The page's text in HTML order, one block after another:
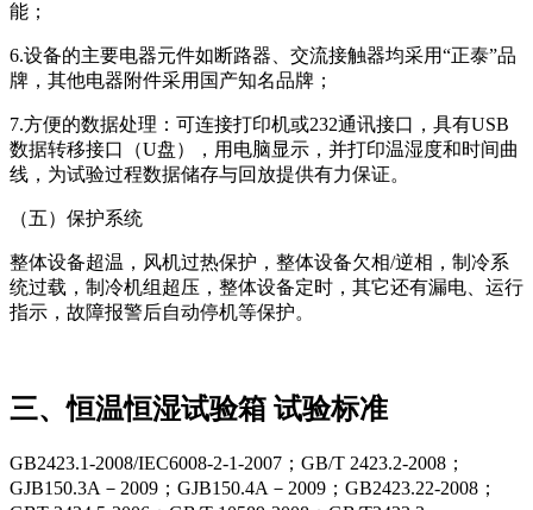
能；
6.设备的主要电器元件如断路器、交流接触器均采用“正泰”品
牌，其他电器附件采用国产知名品牌；
7.方便的数据处理：可连接打印机或232通讯接口，具有USB
数据转移接口（U盘），用电脑显示，并打印温湿度和时间曲
线，为试验过程数据储存与回放提供有力保证。
（五）保护系统
整体设备超温，风机过热保护，整体设备欠相/逆相，制冷系
统过载，制冷机组超压，整体设备定时，其它还有漏电、运行
指示，故障报警后自动停机等保护。
三、恒温恒湿试验箱 试验标准
GB2423.1-2008/IEC6008-2-1-2007；GB/T 2423.2-2008；
GJB150.3A－2009；GJB150.4A－2009；GB2423.22-2008；